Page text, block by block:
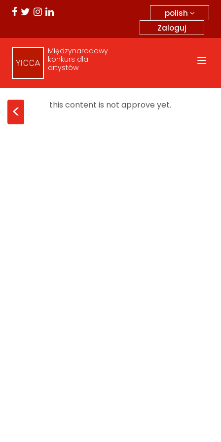
polish
Zaloguj
Międzynarodowy
konkurs dla
artystów
< this content is not approve yet.